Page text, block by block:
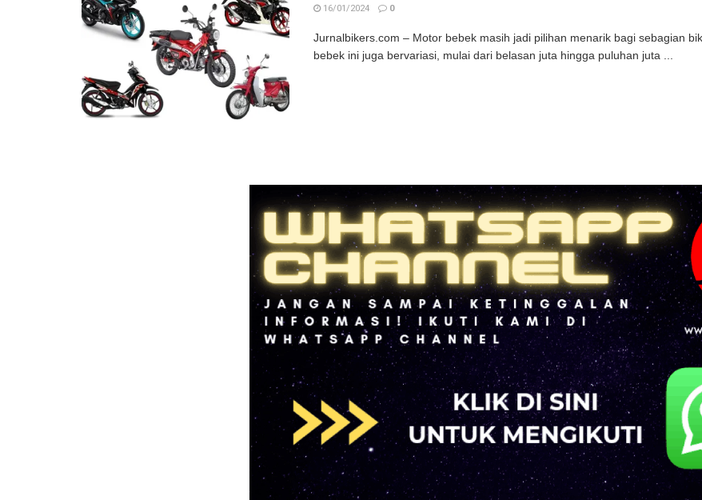
16/01/2024 0
Jurnalbikers.com – Motor bebek masih jadi pilihan menarik bagi sebagian
bebek ini juga bervariasi, mulai dari belasan juta hingga puluhan juta ...